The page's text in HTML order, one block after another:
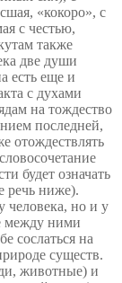
«кокоро», с
с честью,
также
две души
есть еще и
с духами
на тождество
последней,
отождествлять
будет означать
речь ниже).
человека, но и у
между ними
сослаться на
существ.
животные) и